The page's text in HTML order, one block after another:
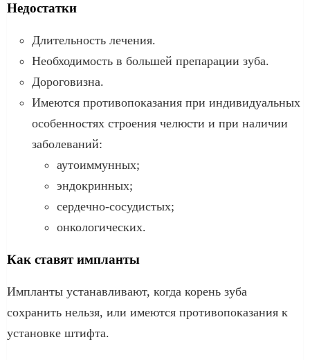
Недостатки
Длительность лечения.
Необходимость в большей препарации зуба.
Дороговизна.
Имеются противопоказания при индивидуальных
особенностях строения челюсти и при наличии
заболеваний:
аутоиммунных;
эндокринных;
сердечно-сосудистых;
онкологических.
Как ставят импланты
Импланты устанавливают, когда корень зуба
сохранить нельзя, или имеются противопоказания к
установке штифта.